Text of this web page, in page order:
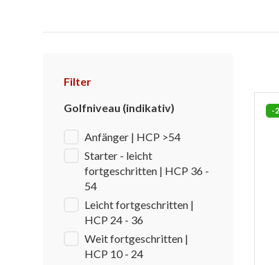
Filter
Golfniveau (indikativ)
Anfänger | HCP >54
Starter - leicht
fortgeschritten | HCP 36 -
54
Leicht fortgeschritten |
HCP 24 - 36
Weit fortgeschritten |
HCP 10 - 24
-